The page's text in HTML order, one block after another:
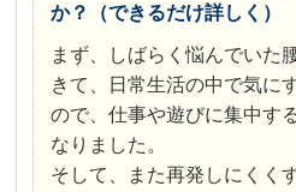
か？（できるだけ詳しく）
まず、しばらく悩んでいた
きて、日常生活の中で気に
ので、仕事や遊びに集中す
なりました。
そして、また再発しにくく